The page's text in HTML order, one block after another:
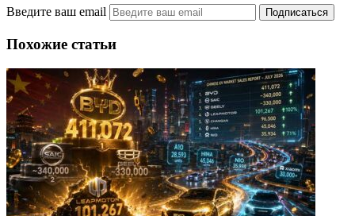
Введите ваш email
Похожие статьи